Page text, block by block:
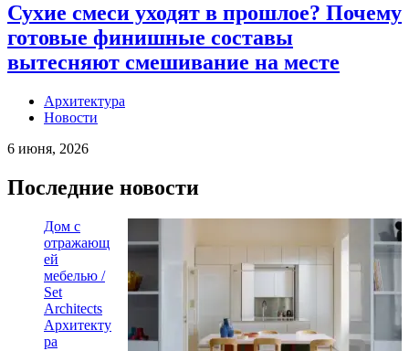
Сухие смеси уходят в прошлое? Почему
готовые финишные составы
вытесняют смешивание на месте
Архитектура
Новости
6 июня, 2026
Последние новости
Дом с
отражающ
ей
мебелью /
Set
Architects
Архитекту
ра